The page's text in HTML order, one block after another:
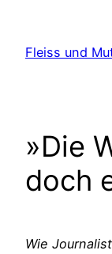
springen
Fleiss und
»Die
doch
Wie